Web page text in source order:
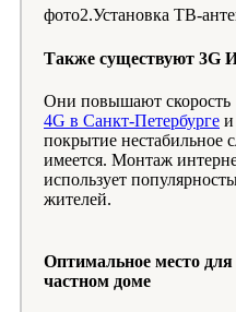
фото2.Установка ТВ-
Также существуют 3G
Они повышают скорость
4G в Санкт-Петербурге и
покрытие нестабильное
имеется. Монтаж
использует
жителей.
Оптимальное место
частном доме